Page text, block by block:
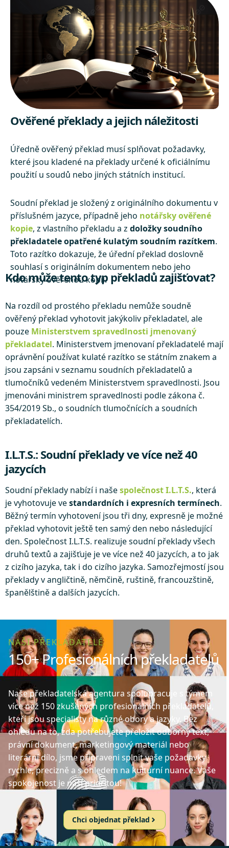
Ověřené překlady a jejich náležitosti
Úředně ověřený překlad musí splňovat požadavky,
které jsou kladené na překlady určené k oficiálnímu
použití u soudů nebo jiných státních institucí.
Soudní překlad je složený z originálního dokumentu v
příslušném jazyce, případně jeho notářsky ověřené
kopie, z vlastního překladu a z doložky soudního
překladatele opatřené kulatým soudním razítkem.
Toto razítko dokazuje, že úřední překlad doslovně
souhlasí s originálním dokumentem nebo jeho
notářsky ověřenou kopií.
Kdo může tento typ překladů zajišťovat?
Na rozdíl od prostého překladu nemůže soudně
ověřený překlad vyhotovit jakýkoliv překladatel, ale
pouze Ministerstvem spravedlnosti jmenovaný
překladatel. Ministerstvem jmenovaní překladatelé mají
oprávnění používat kulaté razítko se státním znakem a
jsou zapsáni v seznamu soudních překladatelů a
tlumočníků vedeném Ministerstvem spravedlnosti. Jsou
jmenováni ministrem spravedlnosti podle zákona č.
354/2019 Sb., o soudních tlumočnících a soudních
překladatelích.
I.L.T.S.: Soudní překlady ve více než 40
jazycích
Soudní překlady nabízí i našespolečnost I.L.T.S., která
je vyhotovuje vestandardních i expresních termínech.
Běžný termín vyhotovení jsou tři dny, expresně je možné
překlad vyhotovit ještě ten samý den nebo následující
den. Společnost I.L.T.S. realizuje soudní překlady všech
druhů textů a zajišťuje je ve více než 40 jazycích, a to jak
z cizího jazyka, tak i do cizího jazyka. Samozřejmostí jsou
překlady v angličtině, němčině, ruštině, francouzštině,
španělštině a dalších jazycích.
NAŠI PŘEKLADATELÉ
150+ Profesionálních překladatelů
Naše překladatelská agentura spolupracuje s týmem
více než 150 zkušených profesionálních překladatelů,
kteří jsou specialisty na různé obory a jazyky. Bez
ohledu na to, zda potřebujete přeložit odborný text,
právní dokument, marketingový materiál nebo
literární dílo, jsme připraveni splnit vaše požadavky
rychle, precizně a s ohledem na kulturní nuance. Vaše
spokojenost je naší prioritou!
Chci objednat překlad